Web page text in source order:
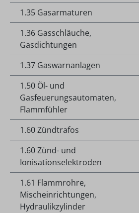
1.35 Gasarmaturen
1.36 Gasschläuche,
Gasdichtungen
1.37 Gaswarnanlagen
1.50 Öl- und
Gasfeuerungsautomaten,
Flammfühler
1.60 Zündtrafos
1.60 Zünd- und
Ionisationselektroden
1.61 Flammrohre,
Mischeinrichtungen,
Hydraulikzylinder